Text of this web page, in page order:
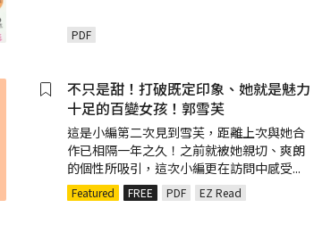
PDF
不只是甜！打破既定印象、她就是魅力
十足的百變女孩！郭雪芙
這是小編第二次見到雪芙，距離上次與她合
作已相隔一年之久！之前就被她親切、爽朗
的個性所吸引，這次小編更在訪問中感受...
Featured FREE PDF EZ Read